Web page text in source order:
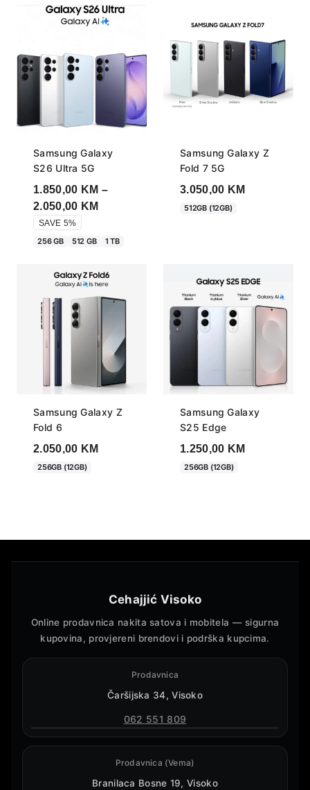
through
1.495,00 KM
1.850,00 KM
Samsung Galaxy
S26 Ultra 5G
1.850,00 KM –
2.050,00 KMPrice
1.850,00 KM
2.050,00 KM
SAVE 5%
256 GB
512 GB 1 TB
Samsung Galaxy Z
Fold 7 5G
3.050,00 KM
512GB (12GB)
Samsung Galaxy Z
Fold 6
2.050,00 KM
256GB (12GB)
Samsung Galaxy
S25 Edge
1.250,00 KM
256GB (12GB)
Cehajjić Visoko
Online prodavnica nakita satova i mobitela — sigurna
kupovina, provjereni brendovi i podrška kupcima.
Prodavnica
Čaršijska 34, Visoko
062 551 809
Prodavnica (Vema)
Branilaca Bosne 19, Visoko